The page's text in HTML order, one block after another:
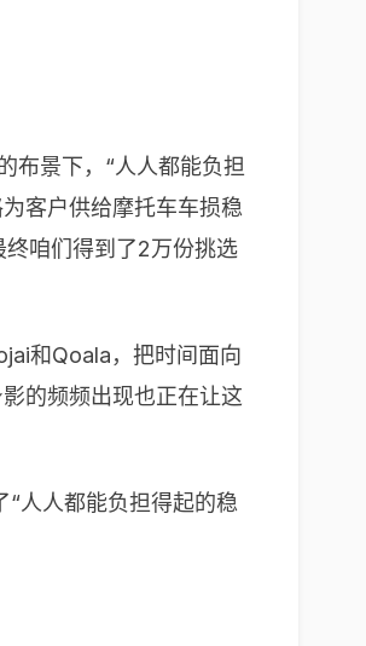
布景下，“人人都能负担
客户供给摩托车车损稳
终咱们得到了2万份挑选
和Qoala，把时间面向
的频频出现也正在让这
人人都能负担得起的稳